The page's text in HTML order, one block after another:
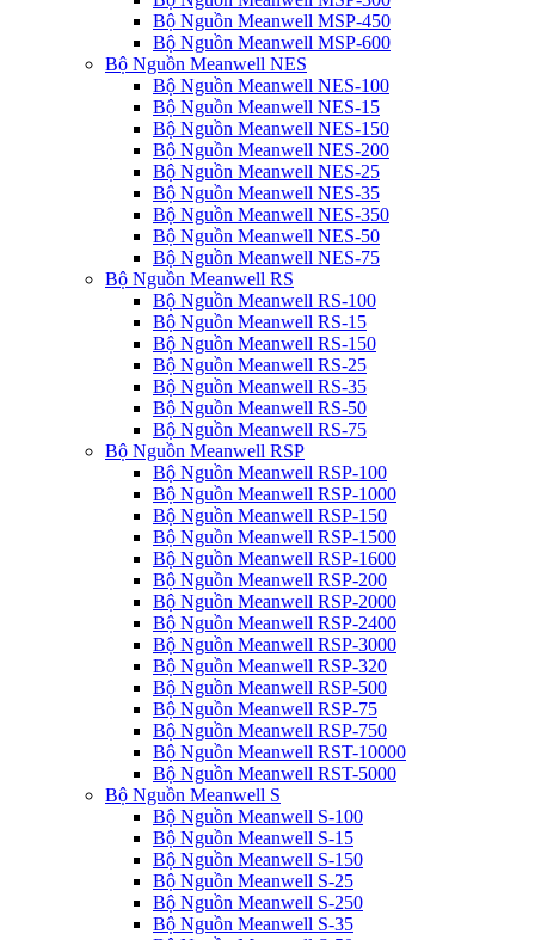
Bộ Nguồn Meanwell MSP-450
Bộ Nguồn Meanwell MSP-600
Bộ Nguồn Meanwell NES
Bộ Nguồn Meanwell NES-100
Bộ Nguồn Meanwell NES-15
Bộ Nguồn Meanwell NES-150
Bộ Nguồn Meanwell NES-200
Bộ Nguồn Meanwell NES-25
Bộ Nguồn Meanwell NES-35
Bộ Nguồn Meanwell NES-350
Bộ Nguồn Meanwell NES-50
Bộ Nguồn Meanwell NES-75
Bộ Nguồn Meanwell RS
Bộ Nguồn Meanwell RS-100
Bộ Nguồn Meanwell RS-15
Bộ Nguồn Meanwell RS-150
Bộ Nguồn Meanwell RS-25
Bộ Nguồn Meanwell RS-35
Bộ Nguồn Meanwell RS-50
Bộ Nguồn Meanwell RS-75
Bộ Nguồn Meanwell RSP
Bộ Nguồn Meanwell RSP-100
Bộ Nguồn Meanwell RSP-1000
Bộ Nguồn Meanwell RSP-150
Bộ Nguồn Meanwell RSP-1500
Bộ Nguồn Meanwell RSP-1600
Bộ Nguồn Meanwell RSP-200
Bộ Nguồn Meanwell RSP-2000
Bộ Nguồn Meanwell RSP-2400
Bộ Nguồn Meanwell RSP-3000
Bộ Nguồn Meanwell RSP-320
Bộ Nguồn Meanwell RSP-500
Bộ Nguồn Meanwell RSP-75
Bộ Nguồn Meanwell RSP-750
Bộ Nguồn Meanwell RST-10000
Bộ Nguồn Meanwell RST-5000
Bộ Nguồn Meanwell S
Bộ Nguồn Meanwell S-100
Bộ Nguồn Meanwell S-15
Bộ Nguồn Meanwell S-150
Bộ Nguồn Meanwell S-25
Bộ Nguồn Meanwell S-250
Bộ Nguồn Meanwell S-35